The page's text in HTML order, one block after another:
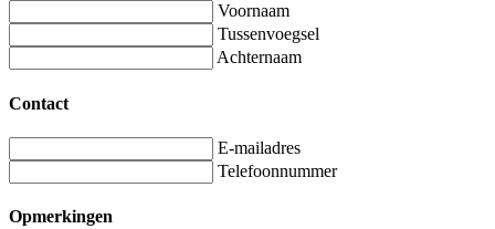
Voornaam
Tussenvoegsel
Achternaam
Contact
E-mailadres
Telefoonnummer
Opmerkingen